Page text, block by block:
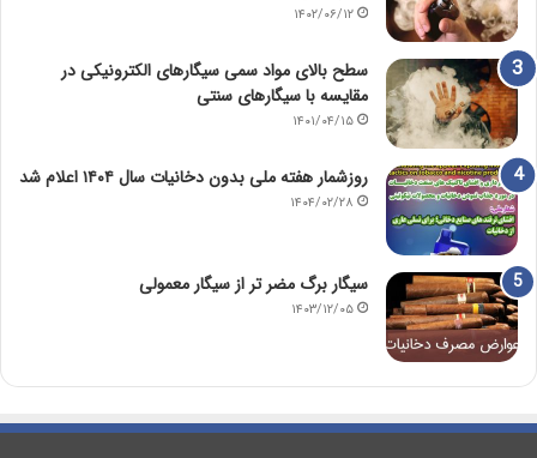
۱۴۰۲/۰۶/۱۲
سطح بالای مواد سمی سیگارهای الکترونیکی در
مقایسه با سیگارهای سنتی
۱۴۰۱/۰۴/۱۵
روزشمار هفته ملی بدون دخانیات سال ۱۴۰۴ اعلام شد
۱۴۰۴/۰۲/۲۸
سیگار برگ مضر تر از سیگار معمولی
۱۴۰۳/۱۲/۰۵